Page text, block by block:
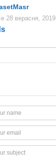
28 верасня, 2019